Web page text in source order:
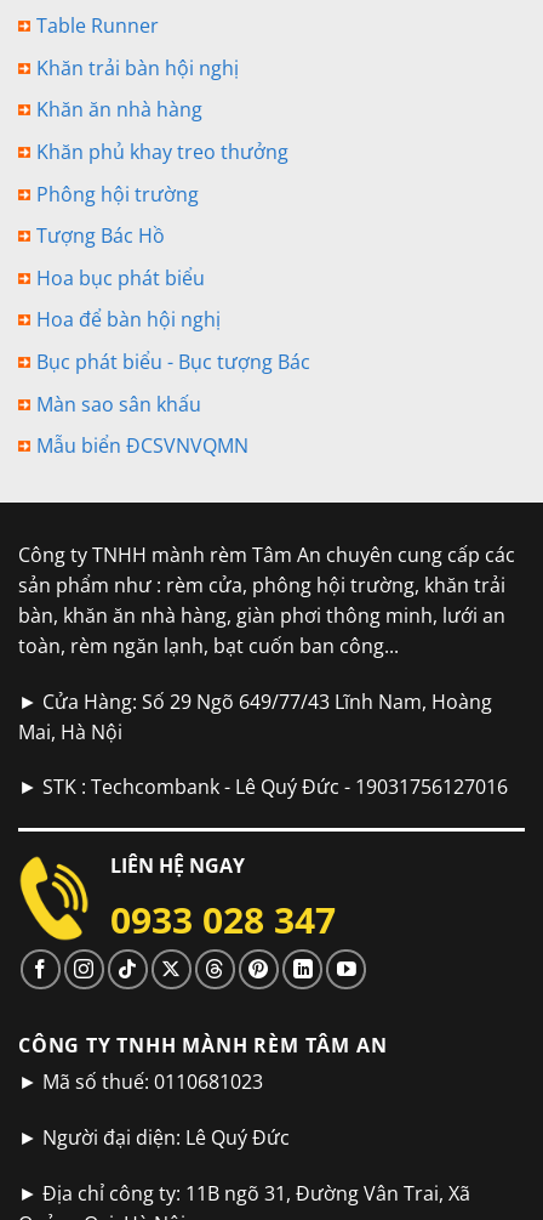
Table Runner
Khăn trải bàn hội nghị
Khăn ăn nhà hàng
Khăn phủ khay treo thưởng
Phông hội trường
Tượng Bác Hồ
Hoa bục phát biểu
Hoa để bàn hội nghị
Bục phát biểu - Bục tượng Bác
Màn sao sân khấu
Mẫu biển ĐCSVNVQMN
Công ty TNHH mành rèm Tâm An chuyên cung cấp các
sản phẩm như : rèm cửa, phông hội trường, khăn trải
bàn, khăn ăn nhà hàng, giàn phơi thông minh, lưới an
toàn, rèm ngăn lạnh, bạt cuốn ban công...
► Cửa Hàng: Số 29 Ngõ 649/77/43 Lĩnh Nam, Hoàng
Mai, Hà Nội
► STK : Techcombank - Lê Quý Đức - 19031756127016
LIÊN HỆ NGAY
0933 028 347
CÔNG TY TNHH MÀNH RÈM TÂM AN
► Mã số thuế: 0110681023
► Người đại diện: Lê Quý Đức
► Địa chỉ công ty: 11B ngõ 31, Đường Vân Trai, Xã